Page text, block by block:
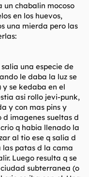
un chabalin mocoso
en los huevos,
una mierda pero las
una especie de
le daba la luz se
se kedaba en el
asi rollo jevi-punk,
y con mas pins y
imagenes sueltas d
q habia llenado la
al tio ese q salia d
patas d la cama
Luego resulta q se
subterranea (o